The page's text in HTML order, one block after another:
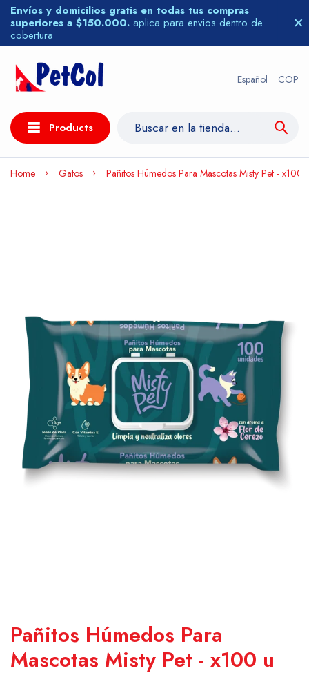
Envíos y domicilios gratis en todas tus compras
superiores a $150.000. aplica para envios dentro de
cobertura
Español COP
Products
Home Gatos Pañitos Húmedos Para Mascotas Misty Pet - x100
Pañitos Húmedos Para
Mascotas Misty Pet - x100 u